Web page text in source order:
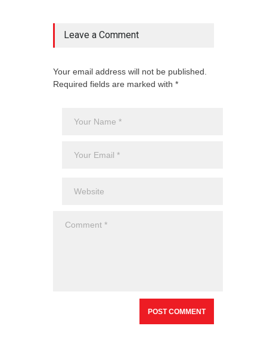
Leave a Comment
Your email address will not be published.
Required fields are marked with *